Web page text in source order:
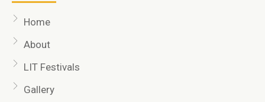
Home
About
LIT Festivals
Gallery